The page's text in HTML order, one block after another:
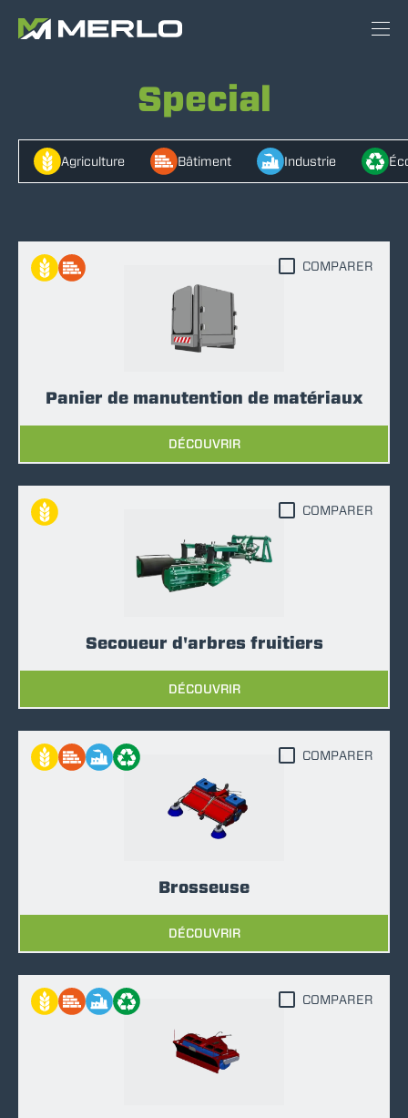
Special
Agriculture Bâtiment Industrie
Panier de manutention de matériaux
DÉCOUVRIR
COMPARER
Secoueur d'arbres fruitiers
DÉCOUVRIR
COMPARER
Brosseuse
DÉCOUVRIR
COMPARER
COMPARER